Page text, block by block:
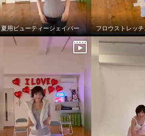
夏用ビューティーシェイパー